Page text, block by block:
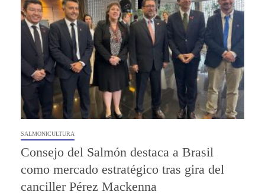
SALMONICULTURA
Consejo del Salmón destaca a Brasil
como mercado estratégico tras gira del
canciller Pérez Mackenna